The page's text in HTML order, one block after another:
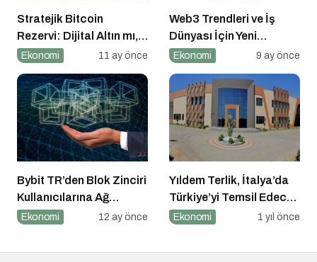
Stratejik Bitcoin
Rezervi: Dijital Altın mı,
Riskli Bir Hamle mi?
Ekonomi 11 ay önce
Web3 Trendleri ve İş
Dünyası İçin Yeni
Fırsatlar
Ekonomi 9 ay önce
Bybit TR’den Blok Zinciri
Kullanıcılarına Ağ
Tıkanıklığı Rehberi!
Ekonomi 12 ay önce
Yıldem Terlik, İtalya’da
Türkiye’yi Temsil Edecek
Gaziantepli yerli üretici,
Ekonomi 1 yıl önce